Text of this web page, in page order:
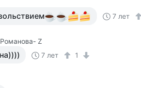
7 лет
Z
7 лет 1